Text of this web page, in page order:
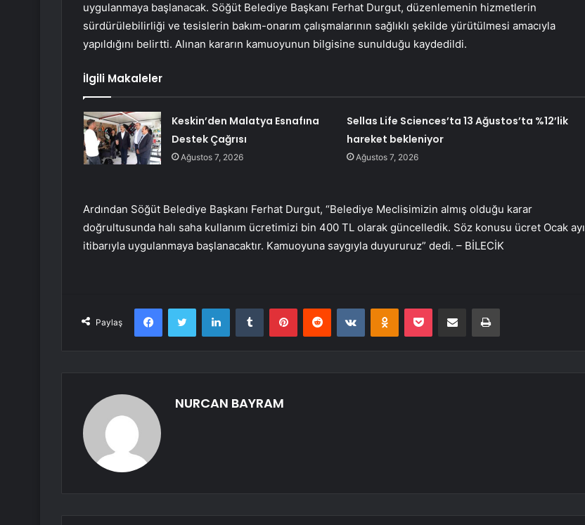
uygulanmaya başlanacak. Söğüt Belediye Başkanı Ferhat Durgut, düzenlemenin hizmetlerin
sürdürülebilirliği ve tesislerin bakım-onarım çalışmalarının sağlıklı şekilde yürütülmesi amacıyla
yapıldığını belirtti. Alınan kararın kamuoyunun bilgisine sunulduğu kaydedildi.
İlgili Makaleler
Keskin’den Malatya Esnafına
Destek Çağrısı
Ağustos 7, 2026
Sellas Life Sciences’ta 13 Ağustos’ta %12’lik
hareket bekleniyor
Ağustos 7, 2026
Ardından Söğüt Belediye Başkanı Ferhat Durgut, “Belediye Meclisimizin almış olduğu karar
doğrultusunda halı saha kullanım ücretimizi bin 400 TL olarak güncelledik. Söz konusu ücret Ocak ayı
itibarıyla uygulanmaya başlanacaktır. Kamuoyuna saygıyla duyururuz” dedi. – BİLECİK
Paylaş
FacebookTwitter LinkedInTumblr PinterestReddit VKontakteOdnoklassniki
Pocket E-Posta ile paylaş Yazdır
NURCAN BAYRAM